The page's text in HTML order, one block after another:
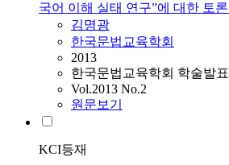
국어 이해 실태 연구”에 대한 토
김명광
한국문법교육학회
2013
한국문법교육학회 학술발
Vol.2013 No.2
원문보기
KCI등재